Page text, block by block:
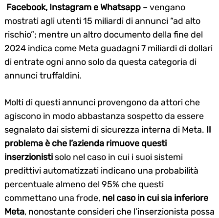
Facebook, Instagram e Whatsapp – vengano
mostrati agli utenti 15 miliardi di annunci “ad alto
rischio”; mentre un altro documento della fine del
2024 indica come Meta guadagni 7 miliardi di dollari
di entrate ogni anno solo da questa categoria di
annunci truffaldini.
Molti di questi annunci provengono da attori che
agiscono in modo abbastanza sospetto da essere
segnalato dai sistemi di sicurezza interna di Meta. Il
problema è che l’azienda rimuove questi
inserzionisti solo nel caso in cui i suoi sistemi
predittivi automatizzati indicano una probabilità
percentuale almeno del 95% che questi
commettano una frode, nel caso in cui sia inferiore
Meta, nonostante consideri che l’inserzionista possa